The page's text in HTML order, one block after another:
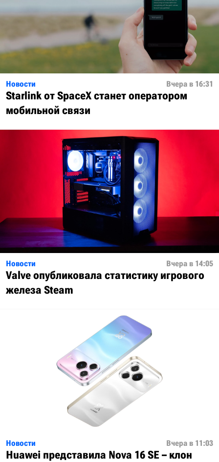
Новости Вчера в 16:31
Starlink от SpaceX станет оператором
мобильной связи
Новости Вчера в 14:05
Valve опубликовала статистику игрового
железа Steam
Новости Вчера в 11:03
Huawei представила Nova 16 SE – клон